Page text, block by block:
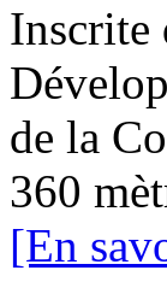
Inscrite
de la
360
[En